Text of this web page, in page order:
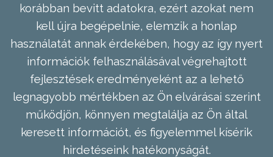
korábban bevitt adatokra, ezért azokat nem
kell újra begépelnie, elemzik a honlap
használatát annak érdekében, hogy az így nyert
információk felhasználásával végrehajtott
fejlesztések eredményeként az a lehető
legnagyobb mértékben az Ön elvárásai szerint
működjön, könnyen megtalálja az Ön által
keresett információt, és figyelemmel kísérik
hirdetéseink hatékonyságát.